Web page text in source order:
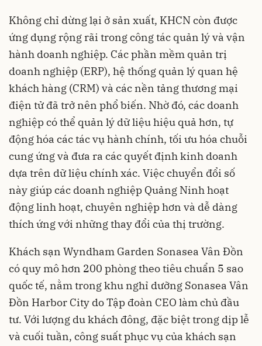
Không chỉ dừng lại ở sản xuất, KHCN còn được
ứng dụng rộng rãi trong công tác quản lý và vận
hành doanh nghiệp. Các phần mềm quản trị
doanh nghiệp (ERP), hệ thống quản lý quan hệ
khách hàng (CRM) và các nền tảng thương mại
điện tử đã trở nên phổ biến. Nhờ đó, các doanh
nghiệp có thể quản lý dữ liệu hiệu quả hơn, tự
động hóa các tác vụ hành chính, tối ưu hóa chuỗi
cung ứng và đưa ra các quyết định kinh doanh
dựa trên dữ liệu chính xác. Việc chuyển đổi số
này giúp các doanh nghiệp Quảng Ninh hoạt
động linh hoạt, chuyên nghiệp hơn và dễ dàng
thích ứng với những thay đổi của thị trường.
Khách sạn Wyndham Garden Sonasea Vân Đồn
có quy mô hơn 200 phòng theo tiêu chuẩn 5 sao
quốc tế, nằm trong khu nghỉ dưỡng Sonasea Vân
Đồn Harbor City do Tập đoàn CEO làm chủ đầu
tư. Với lượng du khách đông, đặc biệt trong dịp lễ
và cuối tuần, công suất phục vụ của khách sạn